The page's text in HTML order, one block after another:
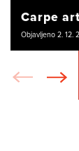
Carpe
Objavljeno 2. 12.